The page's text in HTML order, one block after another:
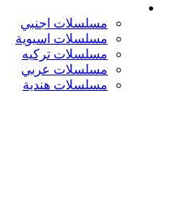
مسلسلات اجنبي
مسلسلات اسيوية
مسلسلات تركيه
مسلسلات عربي
مسلسلات هندية